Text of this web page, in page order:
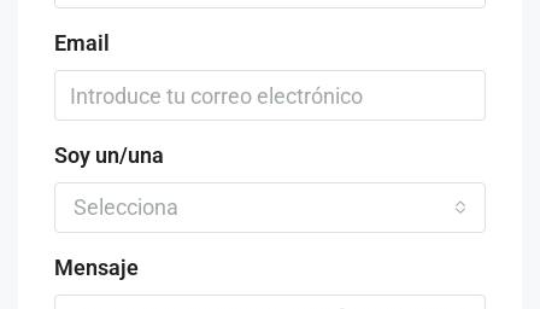
Email
Soy un/una
Selecciona
Mensaje